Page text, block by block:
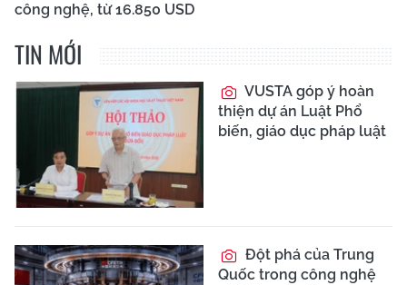
công nghệ, từ 16.850 USD
TIN MỚI
VUSTA góp ý hoàn
thiện dự án Luật Phổ
biến, giáo dục pháp luật
Đột phá của Trung
Quốc trong công nghệ